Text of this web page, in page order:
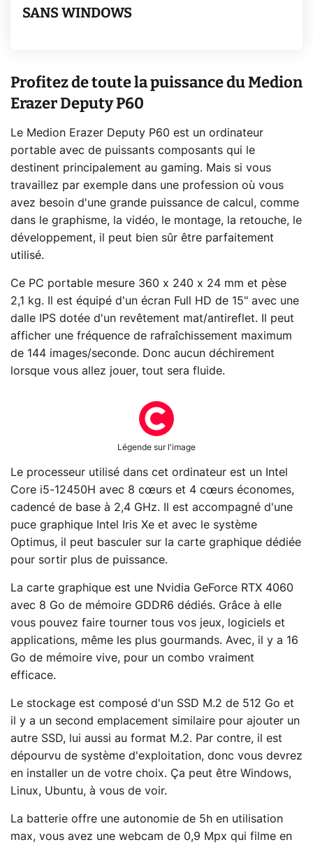
SANS WINDOWS
Profitez de toute la puissance du Medion
Erazer Deputy P60
Le Medion Erazer Deputy P60 est un ordinateur
portable avec de puissants composants qui le
destinent principalement au gaming. Mais si vous
travaillez par exemple dans une profession où vous
avez besoin d'une grande puissance de calcul, comme
dans le graphisme, la vidéo, le montage, la retouche, le
développement, il peut bien sûr être parfaitement
utilisé.
Ce PC portable mesure 360 x 240 x 24 mm et pèse
2,1 kg. Il est équipé d'un écran Full HD de 15" avec une
dalle IPS dotée d'un revêtement mat/antireflet. Il peut
afficher une fréquence de rafraîchissement maximum
de 144 images/seconde. Donc aucun déchirement
lorsque vous allez jouer, tout sera fluide.
Légende sur l'image
Le processeur utilisé dans cet ordinateur est un Intel
Core i5-12450H avec 8 cœurs et 4 cœurs économes,
cadencé de base à 2,4 GHz. Il est accompagné d'une
puce graphique Intel Iris Xe et avec le système
Optimus, il peut basculer sur la carte graphique dédiée
pour sortir plus de puissance.
La carte graphique est une Nvidia GeForce RTX 4060
avec 8 Go de mémoire GDDR6 dédiés. Grâce à elle
vous pouvez faire tourner tous vos jeux, logiciels et
applications, même les plus gourmands. Avec, il y a 16
Go de mémoire vive, pour un combo vraiment
efficace.
Le stockage est composé d'un SSD M.2 de 512 Go et
il y a un second emplacement similaire pour ajouter un
autre SSD, lui aussi au format M.2. Par contre, il est
dépourvu de système d'exploitation, donc vous devrez
en installer un de votre choix. Ça peut être Windows,
Linux, Ubuntu, à vous de voir.
La batterie offre une autonomie de 5h en utilisation
max, vous avez une webcam de 0,9 Mpx qui filme en